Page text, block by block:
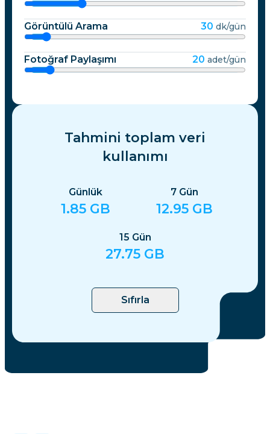
Görüntülü Arama 30 dk/gün
Fotoğraf Paylaşımı 20 adet/gün
Tahmini toplam veri
kullanımı
Günlük
1.85 GB
7 Gün
12.95 GB
15 Gün
27.75 GB
Sıfırla